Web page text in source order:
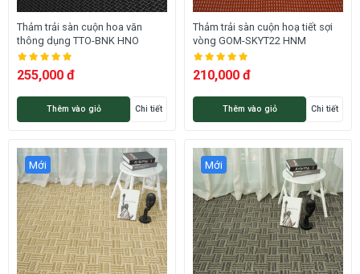
Thảm trải sàn cuộn hoa văn
thông dụng TTO-BNK HNO
255,000 đ
Thêm vào giỏ Chi tiết
Thảm trải sàn cuộn hoạ tiết sợi
vòng GOM-SKYT22 HNM
210,000 đ
Thêm vào giỏ Chi tiết
Mới Mới